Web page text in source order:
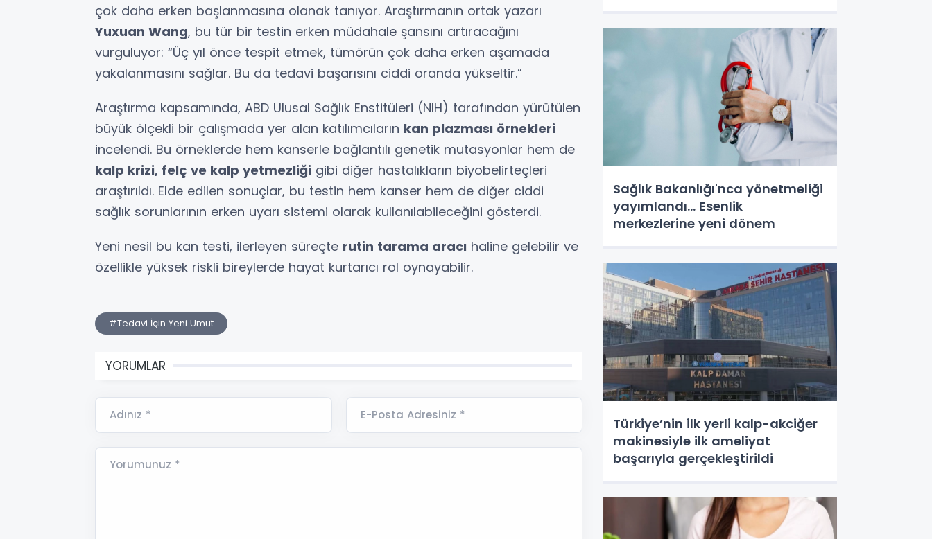
çok daha erken başlanmasına olanak tanıyor. Araştırmanın ortak yazarı
Yuxuan Wang, bu tür bir testin erken müdahale şansını artıracağını
vurguluyor: “Üç yıl önce tespit etmek, tümörün çok daha erken aşamada
yakalanmasını sağlar. Bu da tedavi başarısını ciddi oranda yükseltir.”
Araştırma kapsamında, ABD Ulusal Sağlık Enstitüleri (NIH) tarafından yürütülen
büyük ölçekli bir çalışmada yer alan katılımcıların kan plazması örnekleri
incelendi. Bu örneklerde hem kanserle bağlantılı genetik mutasyonlar hem de
kalp krizi, felç ve kalp yetmezliği gibi diğer hastalıkların biyobelirteçleri
araştırıldı. Elde edilen sonuçlar, bu testin hem kanser hem de diğer ciddi
sağlık sorunlarının erken uyarı sistemi olarak kullanılabileceğini gösterdi.
Yeni nesil bu kan testi, ilerleyen süreçte rutin tarama aracı haline gelebilir ve
özellikle yüksek riskli bireylerde hayat kurtarıcı rol oynayabilir.
#Tedavi İçin Yeni Umut
YORUMLAR
Adınız * E-Posta Adresiniz *
Yorumunuz *
Sağlık Bakanlığı'nca yönetmeliği
yayımlandı... Esenlik
merkezlerine yeni dönem
Türkiye’nin ilk yerli kalp-akciğer
makinesiyle ilk ameliyat
başarıyla gerçekleştirildi